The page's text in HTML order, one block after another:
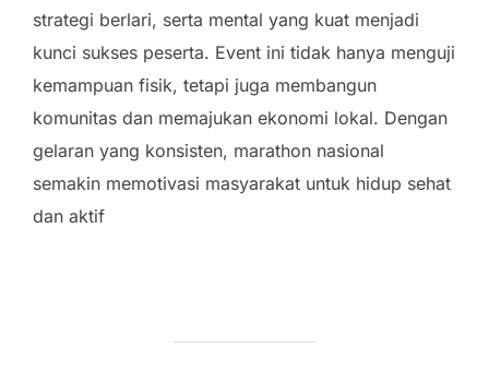
strategi berlari, serta mental yang kuat menjadi
kunci sukses peserta. Event ini tidak hanya menguji
kemampuan fisik, tetapi juga membangun
komunitas dan memajukan ekonomi lokal. Dengan
gelaran yang konsisten, marathon nasional
semakin memotivasi masyarakat untuk hidup sehat
dan aktif